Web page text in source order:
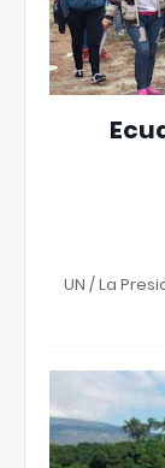
UN / La